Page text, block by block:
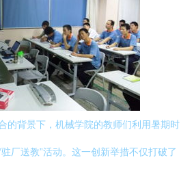
的背景下，机械学院的教师们利用暑期时
厂送教”活动。这一创新举措不仅打破了